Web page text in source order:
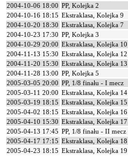
2004-10-06 18:00 PP, Kolejka 2
2004-10-16 18:15 Ekstraklasa, Kolejka 9
2004-10-20 18:30 Ekstraklasa, Kolejka 7
2004-10-23 17:30 PP, Kolejka 3
2004-10-29 20:00 Ekstraklasa, Kolejka 10
2004-11-13 15:30 Ekstraklasa, Kolejka 12
2004-11-20 15:30 Ekstraklasa, Kolejka 13
2004-11-28 13:00 PP, Kolejka 5
2005-03-05 20:00 PP, 1/8 finału - I mecz
2005-03-11 20:00 Ekstraklasa, Kolejka 14
2005-03-19 18:15 Ekstraklasa, Kolejka 15
2005-04-02 18:15 Ekstraklasa, Kolejka 16
2005-04-10 15:30 Ekstraklasa, Kolejka 17
2005-04-13 17:45 PP, 1/8 finału - II mecz
2005-04-17 17:15 Ekstraklasa, Kolejka 18
2005-04-23 18:15 Ekstraklasa, Kolejka 19